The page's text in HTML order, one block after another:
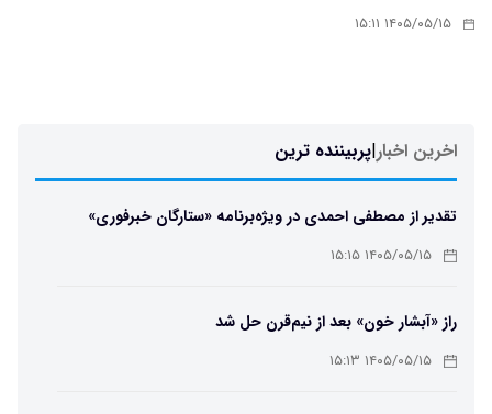
۱۴۰۵/۰۵/۱۵ ۱۵:۱۱
اخرین اخبار|پربیننده ترین
تقدیر از مصطفی احمدی در ویژه‌برنامه «ستارگان خبرفوری»
۱۴۰۵/۰۵/۱۵ ۱۵:۱۵
راز «آبشار خون» بعد از نیم‌قرن حل شد
۱۴۰۵/۰۵/۱۵ ۱۵:۱۳